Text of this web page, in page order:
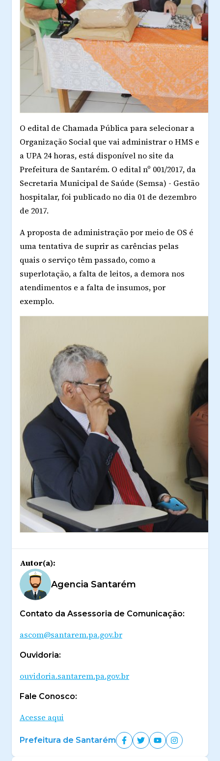
O edital de Chamada Pública para selecionar a
Organização Social que vai administrar o HMS e
a UPA 24 horas, está disponível no site da
Prefeitura de Santarém. O edital nº 001/2017, da
Secretaria Municipal de Saúde (Semsa) - Gestão
hospitalar, foi publicado no dia 01 de dezembro
de 2017.
A proposta de administração por meio de OS é
uma tentativa de suprir as carências pelas
quais o serviço têm passado, como a
superlotação, a falta de leitos, a demora nos
atendimentos e a falta de insumos, por
exemplo.
Autor(a):
Agencia Santarém
Contato da Assessoria de Comunicação:
ascom@santarem.pa.gov.br
Ouvidoria:
ouvidoria.santarem.pa.gov.br
Fale Conosco:
Acesse aqui
Prefeitura de Santarém